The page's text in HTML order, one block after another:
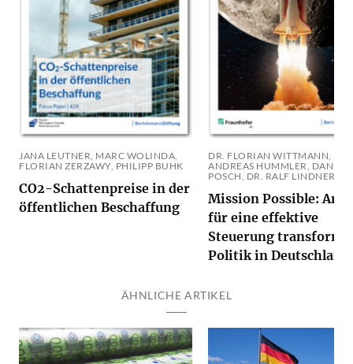
JANA LEUTNER, MARC WOLINDA,
FLORIAN ZERZAWY, PHILIPP BUHK
CO2-Schattenpreise in der
öffentlichen Beschaffung
DR. FLORIAN WITTMANN, DR.
ANDREAS HUMMLER, DANIEL
POSCH, DR. RALF LINDNER
Mission Possible:
für eine effektive
Steuerung
Politik in Deutschland
ÄHNLICHE ARTIKEL